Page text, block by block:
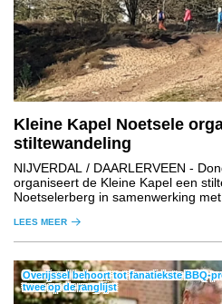
Kleine Kapel Noetsele
stiltewandeling
NIJVERDAL / DAARLERVEEN -
organiseert de Kleine Kapel een
Noetselerberg in samenwerking met
LEES MEER
Overijssel behoort tot fanatiekste BBQ-
twee op de ranglijst